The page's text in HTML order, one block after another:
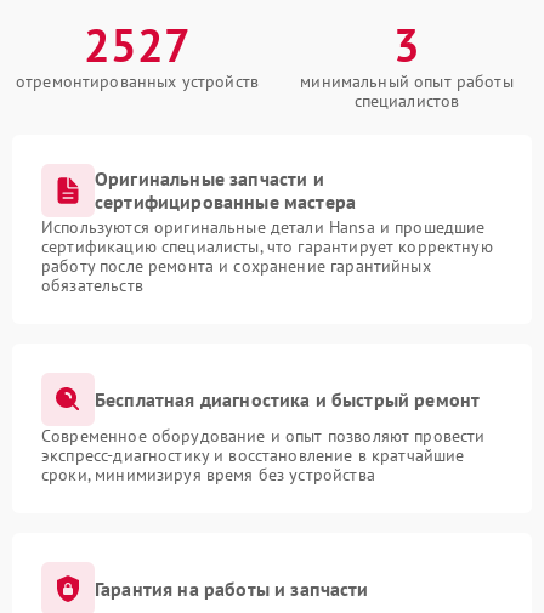
2527
отремонтированных устройств
3
минимальный опыт работы
специалистов
Оригинальные запчасти и
сертифицированные мастера
Используются оригинальные детали Hansa и прошедшие
сертификацию специалисты, что гарантирует корректную
работу после ремонта и сохранение гарантийных
обязательств
Бесплатная диагностика и быстрый ремонт
Современное оборудование и опыт позволяют провести
экспресс-диагностику и восстановление в кратчайшие
сроки, минимизируя время без устройства
Гарантия на работы и запчасти